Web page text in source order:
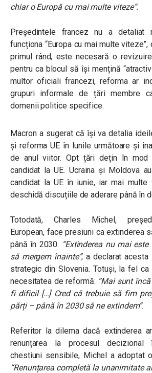
chiar o Europă cu mai multe viteze”.
Președintele francez nu a detaliat
funcționa “Europa cu mai multe viteze”,
primul rând, este necesară o
pentru ca blocul să își mențină
multor oficiali francezi, reforma ar
grupuri informale de țări membre
domenii politice specifice.
Macron a sugerat că își va detalia
și reforma UE în lunile următoare și
de anul viitor. Opt țări dețin în mod
candidat la UE. Ucraina și Moldova
candidat la UE în iunie, iar mai
deschidă discuțiile de aderare până în
Totodată, Charles Michel,
European, face presiuni ca extinderea
până în 2030. “Extinderea nu mai
să mergem înainte”, a declarat acesta
strategic din Slovenia. Totuşi, la fel ca
necesitatea de reformă: “Mai sunt
fi dificil […] Cred că trebuie să fim
părți – până în 2030 să ne extindem”.
Referitor la dilema dacă extinderea
renunțarea la procesul decizional
chestiuni sensibile, Michel a adoptat
“Renunțarea completă la unanimitate